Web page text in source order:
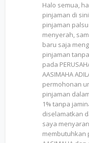
Halo semua,
pinjaman di
pinjaman
menyerah,
baru saja
pinjaman
pada
AASIMAHA
permohonan
pinjaman
1% tanpa
diselamatkan
saya
membutuhkan